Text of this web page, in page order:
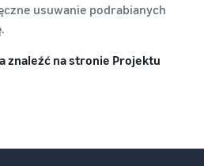
usuwanie podrabianych
znaleźć na stronie Projektu